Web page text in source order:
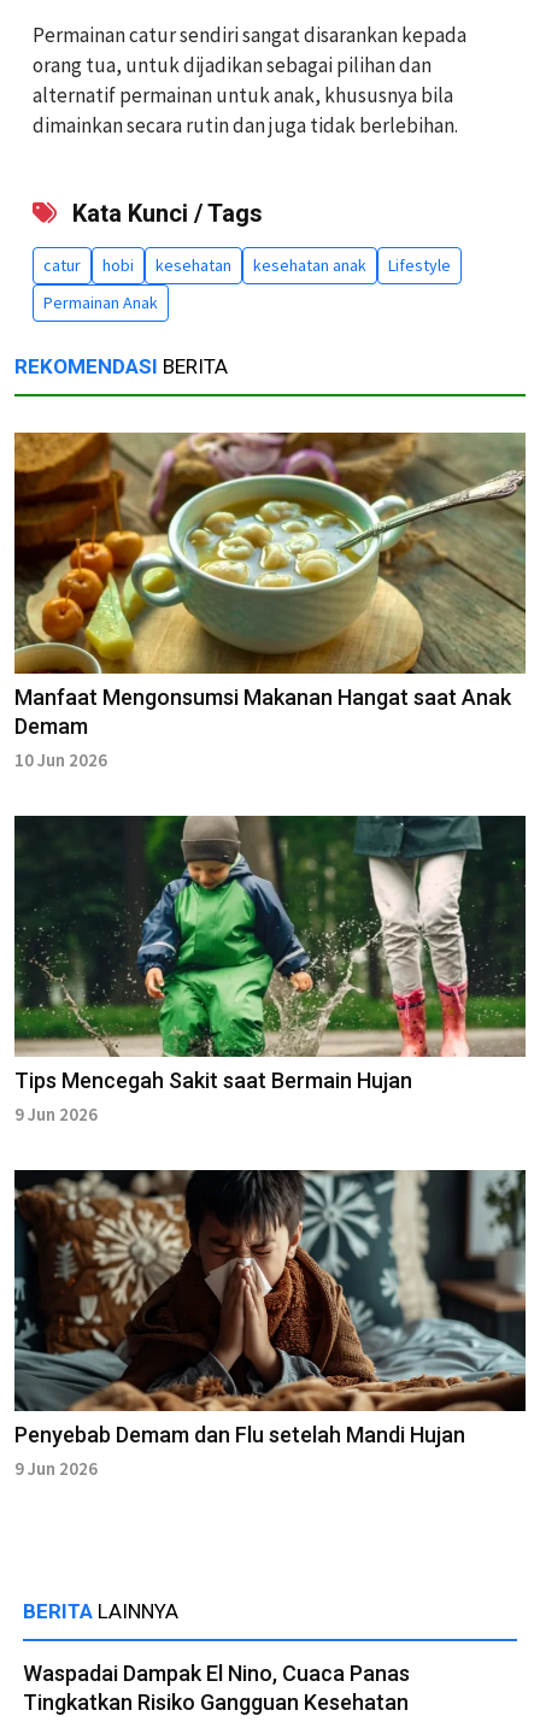
Permainan catur sendiri sangat disarankan kepada
orang tua, untuk dijadikan sebagai pilihan dan
alternatif permainan untuk anak, khususnya bila
dimainkan secara rutin dan juga tidak berlebihan.
Kata Kunci / Tags
catur hobi kesehatan kesehatan anak
Lifestyle
Permainan Anak
REKOMENDASI BERITA
Manfaat Mengonsumsi Makanan Hangat saat Anak
Demam
10 Jun 2026
Tips Mencegah Sakit saat Bermain Hujan
9 Jun 2026
Penyebab Demam dan Flu setelah Mandi Hujan
9 Jun 2026
BERITA LAINNYA
Waspadai Dampak El Nino, Cuaca Panas
Tingkatkan Risiko Gangguan Kesehatan